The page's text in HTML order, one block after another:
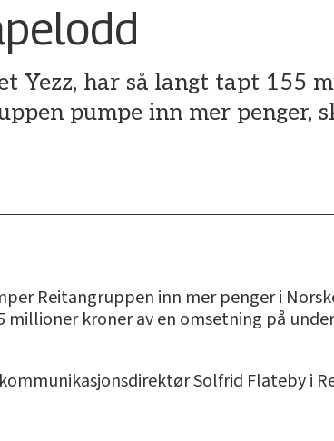
Yezz, har så langt tapt 155
pumpe inn mer penger,
Reitangruppen inn mer penger i
kroner av en omsetning på
Solfrid Flateby i